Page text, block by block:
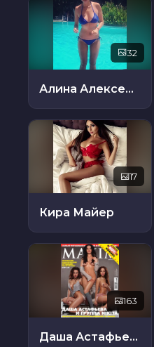
32
Алина Алексеева
17
Кира Майер
163
Даша Астафьева